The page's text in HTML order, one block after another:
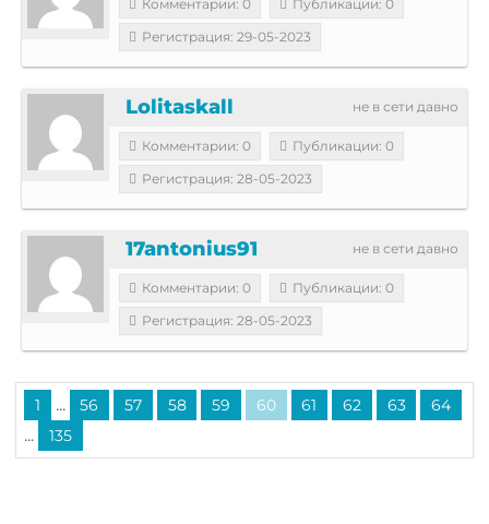
Комментарии: 0
Публикации: 0
Регистрация: 29-05-2023
не в сети давно
Lolitaskall
Комментарии: 0
Публикации: 0
Регистрация: 28-05-2023
не в сети давно
17antonius91
Комментарии: 0
Публикации: 0
Регистрация: 28-05-2023
1 ... 56 57 58 59 60 61 62 63 64
... 135